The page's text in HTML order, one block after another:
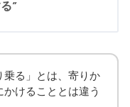
”
乗る」とは、寄りか
けることとは違う